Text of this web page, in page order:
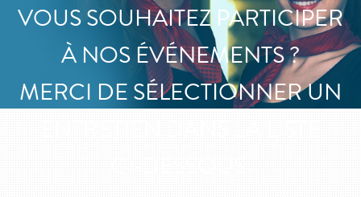
VOUS SOUHAITEZ PARTICIPER
À NOS ÉVÉNEMENTS ?
MERCI DE SÉLECTIONNER UN